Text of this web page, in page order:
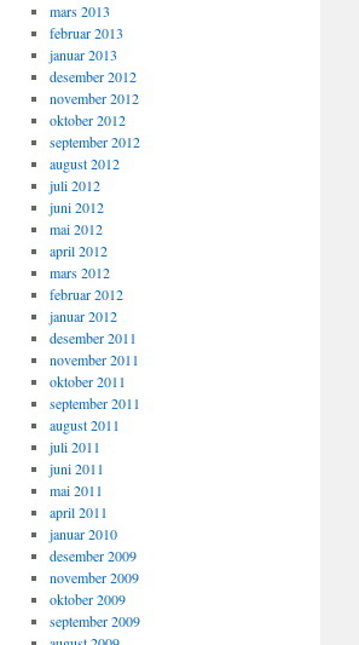
mars 2013
februar 2013
januar 2013
desember 2012
november 2012
oktober 2012
september 2012
august 2012
juli 2012
juni 2012
mai 2012
april 2012
mars 2012
februar 2012
januar 2012
desember 2011
november 2011
oktober 2011
september 2011
august 2011
juli 2011
juni 2011
mai 2011
april 2011
januar 2010
desember 2009
november 2009
oktober 2009
september 2009